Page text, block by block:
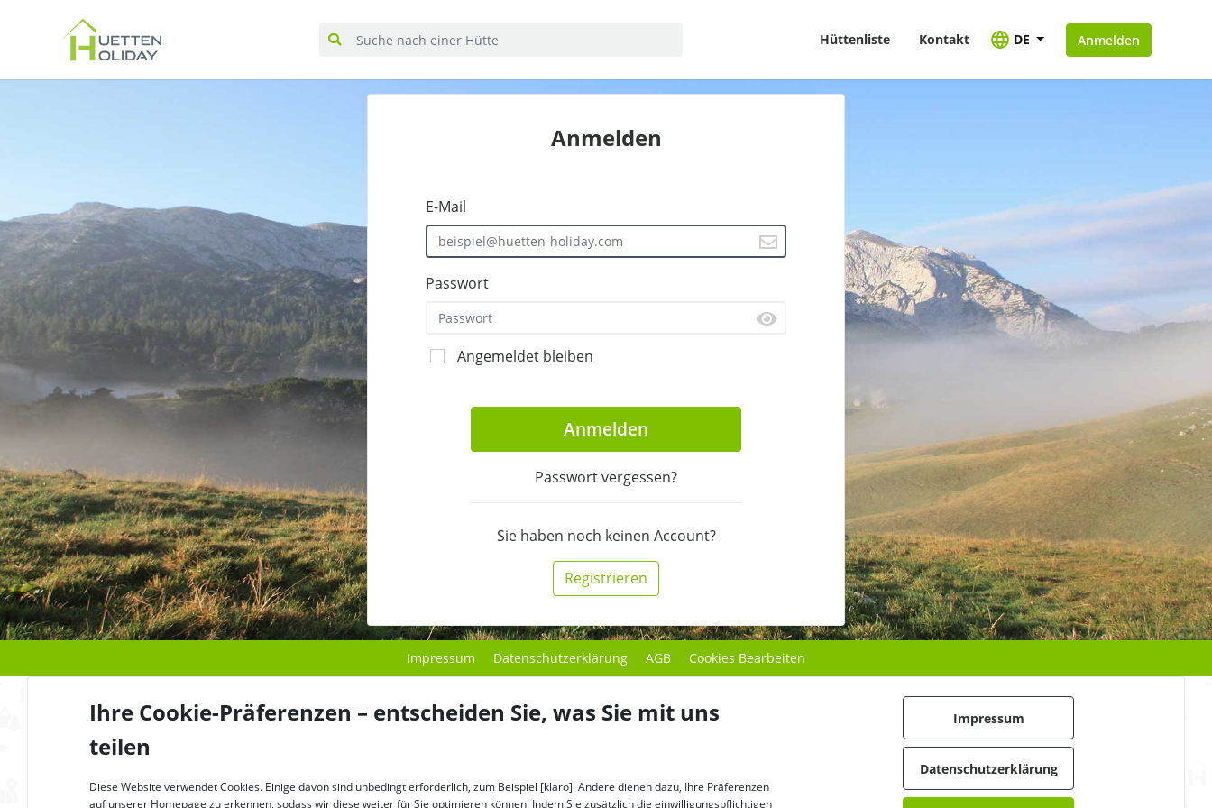
Hüttenliste Kontakt DE Anmelden
Anmelden
E-Mail
Passwort
Angemeldet bleiben
Anmelden
Passwort vergessen?
Sie haben noch keinen Account?
Registrieren
Impressum Datenschutzerklärung AGB Cookies Bearbeiten
Ihre Cookie-Präferenzen – entscheiden Sie, was Sie mit uns
teilen
Diese Website verwendet Cookies. Einige davon sind unbedingt erforderlich, zum Beispiel [klaro]. Andere dienen dazu, Ihre Präferenzen
auf unserer Homepage zu erkennen, sodass wir diese weiter für Sie optimieren können. Indem Sie zusätzlich die einwilligungspflichtigen
Impressum
Datenschutzerklärung